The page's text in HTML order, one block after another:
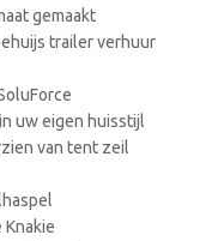
gemaakt
trailer verhuur
uw eigen huisstijl
van tent zeil
Knakie